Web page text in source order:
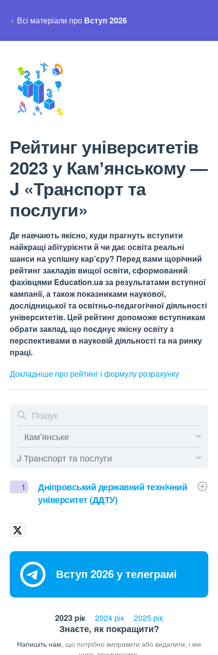
Всі матеріали про Вступ 2026
Рейтинг університетів
2023 у Камʼянському —
J «Транспорт та
послуги»
Де навчають якісно, куди прагнуть вступити
найкращі абітурієнти й чи дає освіта реальні
шанси на успішну кар’єру? Перед вами щорічний
рейтинг закладів вищої освіти, сформований
фахівцями Education.ua за результатами вступної
кампанії, а також показниками наукової,
дослідницької та освітньо-педагогічної діяльності
університетів. Цей рейтинг допоможе вступникам
обрати заклад, що поєднує якісну освіту з
перспективами в науковій діяльності та на ринку
праці.
Докладніше про рейтинг і формулу розрахунку
1
Дніпровський державний технічний
університет (ДДТУ)
Вступ 2026 у телеграмі
2023 рік 2024 рік 2025 рік
Знаєте, як покращити?
Напишіть нам, що потрібно виправити або видалити, і ми